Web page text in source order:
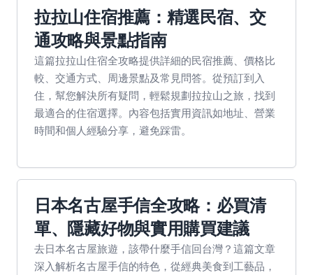
拉拉山住宿推薦：精選民宿、交
通攻略與景點指南
這篇拉拉山住宿全攻略提供詳細的民宿推薦、價格比
較、交通方式、周邊景點及常見問答。從預訂到入
住，幫您解決所有疑問，輕鬆規劃拉拉山之旅，找到
最適合的住宿選擇。內容包括實用資訊如地址、營業
時間和個人經驗分享，避免踩雷。
日本名古屋手信全攻略：必買清
單、隱藏好物與實用購買建議
去日本名古屋旅遊，該帶什麼手信回台灣？這篇文章
深入解析名古屋手信的特色，從經典美食到工藝品，